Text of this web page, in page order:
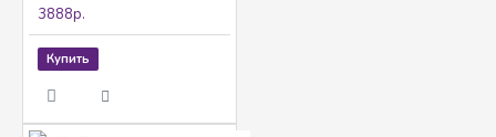
3888р.
Купить